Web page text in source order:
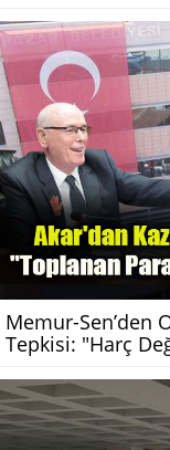
Memur-Sen’den
Tepkisi: "Harç